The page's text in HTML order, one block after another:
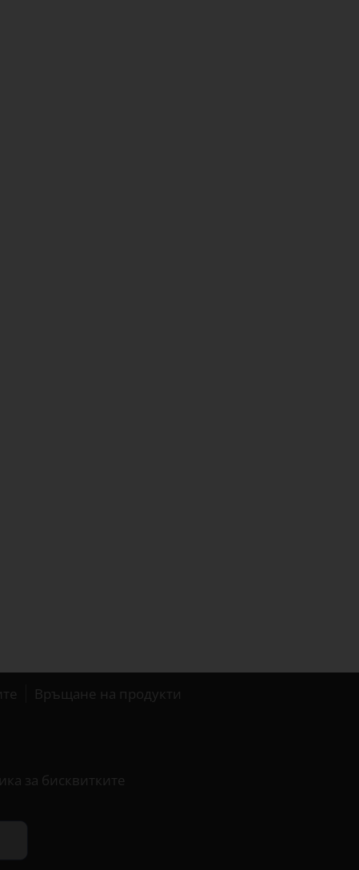
Връщане на продукти
за бисквитките